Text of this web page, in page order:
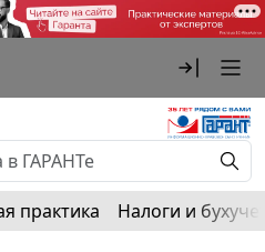
практика Налоги и